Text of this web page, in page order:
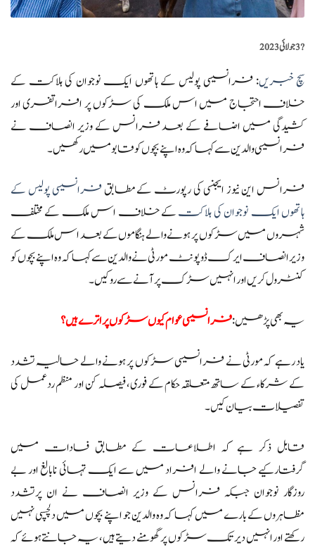
?️3 جولائی 2023
سچ خبریں: فرانسیسی پولیس کے ہاتھوں ایک نوجوان کی ہلاکت کے
خلاف احتجاج میں اس ملک کی سڑکوں پر افراتفری اور
کشیدگی میں اضافے کے بعد فرانس کے وزیر انصاف نے
فرانسیسی والدین سے کہا کہ وہ اپنے بچوں کو قابو میں رکھیں۔
فرانس این نیوز ایجنسی کی رپورٹ کے مطابقفرانسیسی پولیس کے
ہاتھوں ایک نوجوان کی ہلاکتکے خلاف اس ملک کے مختلف
شہروں میں سڑکوں پر ہونے والے ہنگاموں کے بعد اس ملک کے
وزیر انصاف ایرک ڈوپونٹ مورٹی نے والدین سے کہا کہ وہ اپنے بچوں کو
کنٹرول کریں اور انہیں سڑک پر آنے سے روکیں۔
یہ بھی پڑھیں:فرانسیسی عوام کیوں سڑکوں پر اترے ہیں؟
یاد رہے کہ مورٹی نے فرانسیسی سڑکوں پر ہونے والے حالیہ تشدد
کے شرکاء کے ساتھ متعلقہ حکام کے فوری، فیصلہ کن اور منظم ردعمل کی
تفصیلات بیان کیں۔
قابل ذکر ہے کہ اطلاعات کے مطابق فسادات میں
گرفتارکیے جانے والے افراد میں سے ایک تہائی نابالغ اور بے
روزگار نوجوان جبکہ فرانس کے وزیر انصاف نے ان پرتشدد
مظاہروں کے بارے میں کہا کہ وہ والدین جو اپنے بچوں میں دلچسپی نہیں
رکھتے اور انہیں دیر تک سڑکوں پر گھومنے دیتے ہیں، یہ جانتے ہوئے کہ